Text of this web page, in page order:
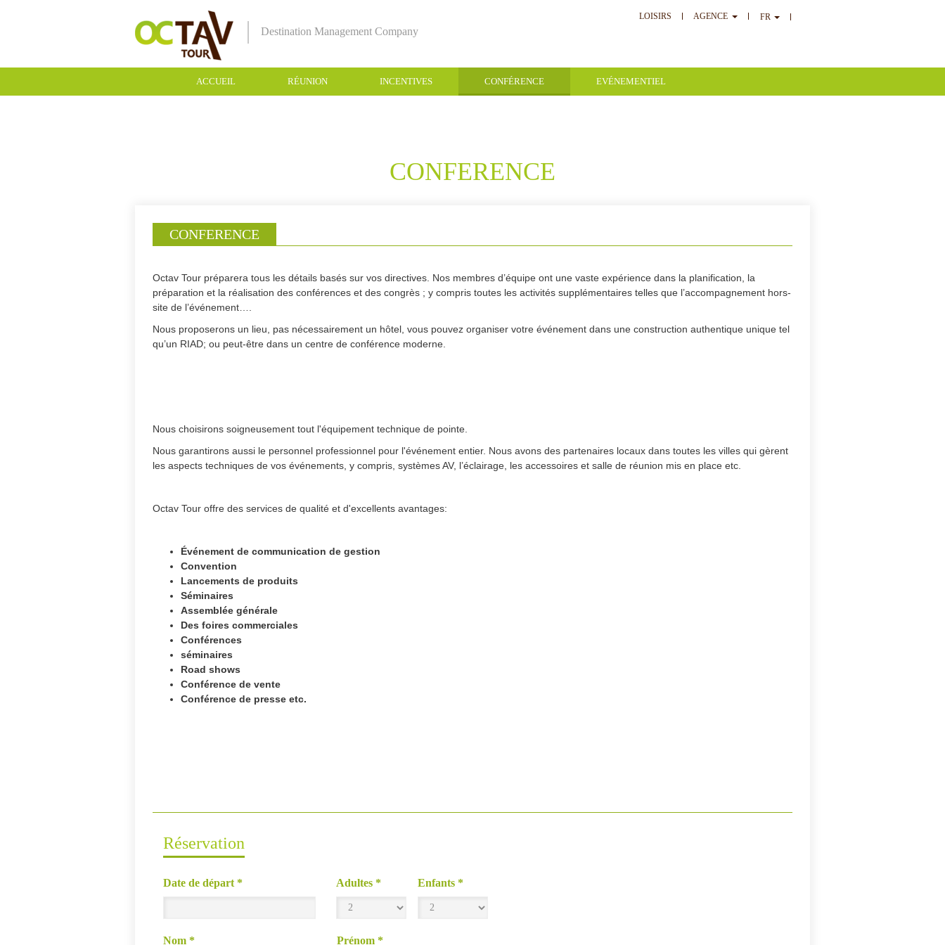
Destination Management Company
LOISIRS AGENCE FR
ACCUEIL RÉUNION INCENTIVES CONFÉRENCE EVÉNEMENTIEL
CONFERENCE
CONFERENCE
Octav Tour préparera tous les détails basés sur vos directives. Nos membres d’équipe ont une vaste expérience dans la planification, la
préparation et la réalisation des conférences et des congrès ; y compris toutes les activités supplémentaires telles que l’accompagnement hors-
site de l’événement….
Nous proposerons un lieu, pas nécessairement un hôtel, vous pouvez organiser votre événement dans une construction authentique unique tel
qu’un RIAD; ou peut-être dans un centre de conférence moderne.
Nous choisirons soigneusement tout l'équipement technique de pointe.
Nous garantirons aussi le personnel professionnel pour l'événement entier. Nous avons des partenaires locaux dans toutes les villes qui gèrent
les aspects techniques de vos événements, y compris, systèmes AV, l’éclairage, les accessoires et salle de réunion mis en place etc.
Octav Tour offre des services de qualité et d'excellents avantages:
Événement de communication de gestion
Convention
Lancements de produits
Séminaires
Assemblée générale
Des foires commerciales
Conférences
séminaires
Road shows
Conférence de vente
Conférence de presse etc.
Réservation
Date de départ * Adultes * Enfants *
Nom * Prénom *